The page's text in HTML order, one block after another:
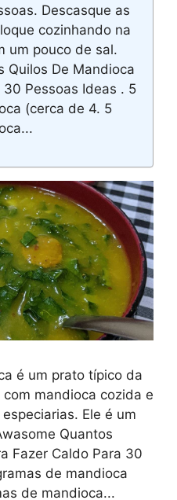
Descasque as
cozinhando na
um pouco de sal.
Quilos De Mandioca
30 Pessoas Ideas . 5
(cerca de 4. 5
é um prato típico da
mandioca cozida e
Ele é um
Quantos
Fazer Caldo Para 30
de mandioca
de mandioca...